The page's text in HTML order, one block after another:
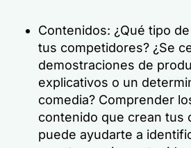
Contenidos: ¿Qué tipo
tus competidores? ¿Se
demostraciones de
explicativos o un
comedia? Comprender
contenido que crean tus
puede ayudarte a